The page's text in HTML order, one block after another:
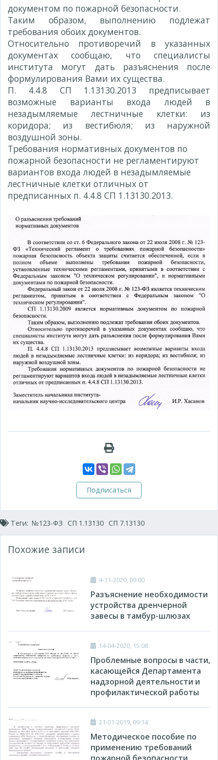
документом по пожарной безопасности.
Таким образом, выполнению подлежат
требования обоих документов.
Относительно противоречий в указанных
документах сообщаю, что специалисты
института могут дать разъяснения после
формулирования Вами их существа.
П. 4.4.8 СП 1.13130.2013 предписывает
возможные варианты входа людей в
незадымляемые лестничные клетки: из
коридора; из вестибюля; из наружной
воздушной зоны.
Требования нормативных документов по
пожарной безопасности не регламентируют
вариантов входа людей в незадымляемые
лестничные клетки отличных от
предписанных п. 4.4.8 СП 1.13130.2013.
Подписаться
Теги: №123-ФЗ СП 1.13130 СП 7.13130
Похожие записи
4-11-2020, 09:00
Разъяснение необходимости
устройства дренчерной
завесы в тамбур-шлюзах
14-04-2020, 15:08
Проблемные вопросы в части,
касающейся Департамента
надзорной деятельности и
профилактической работы
21-01-2019, 09:14
Методическое пособие по
применению требований